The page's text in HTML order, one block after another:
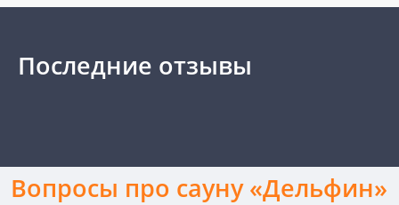
Последние отзывы
Вопросы про сауну «Дельфин»